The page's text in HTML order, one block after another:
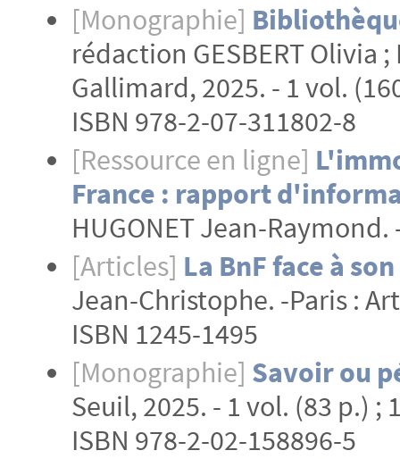
[Monographie]
rédaction GESBERT Olivia
Gallimard, 2025. - 1 vol.
ISBN 978-2-07-311802-8
[Ressource en ligne]
France : rapport
HUGONET Jean-Raymond.
[Articles] La BnF face à
Jean-Christophe. -Paris :
ISBN 1245-1495
[Monographie] Savoir ou
Seuil, 2025. - 1 vol. (83 p.) ;
ISBN 978-2-02-158896-5